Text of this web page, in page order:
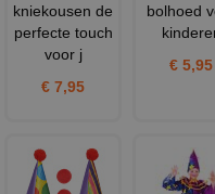
kniekousen de
perfecte touch
voor j
€ 7,95
bolhoed
€ 5,95